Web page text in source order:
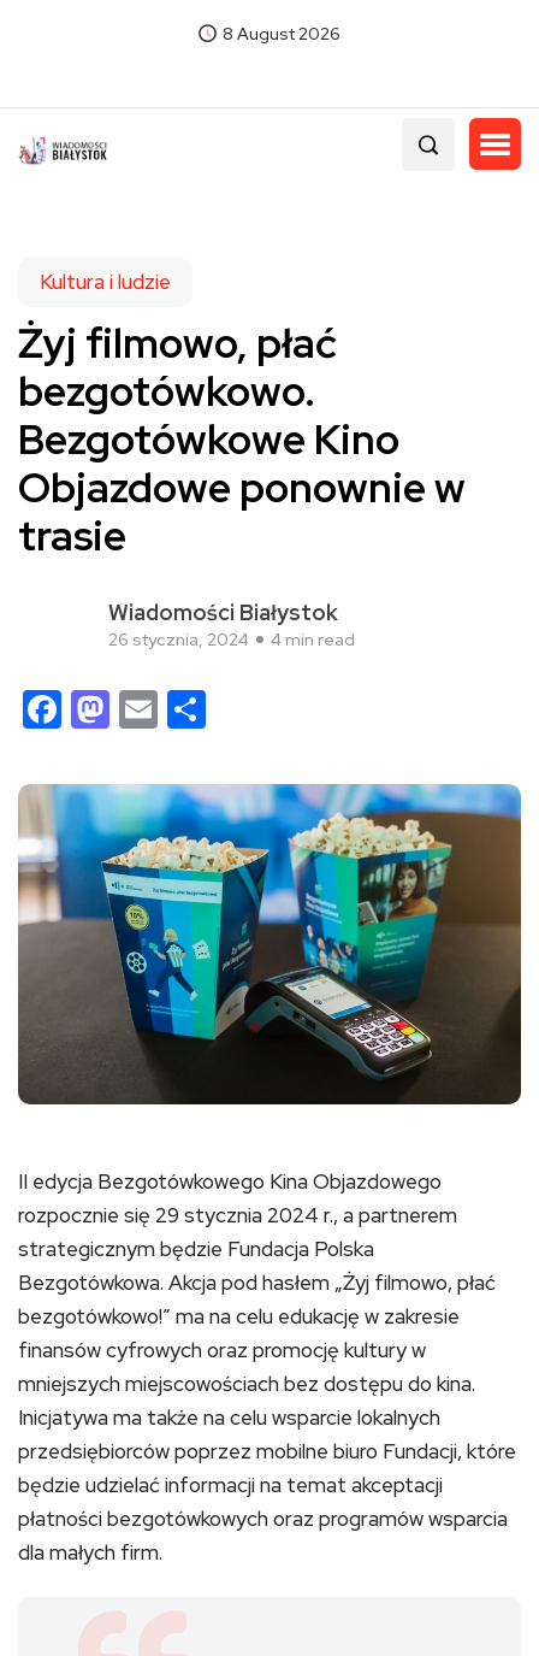
8 August 2026
Kultura i ludzie
Żyj filmowo, płać
bezgotówkowo.
Bezgotówkowe Kino
Objazdowe ponownie w
trasie
Wiadomości Białystok
26 stycznia, 2024 4 min read
Facebook
Mastodon
Email
II edycja Bezgotówkowego Kina Objazdowego
rozpocznie się 29 stycznia 2024 r., a partnerem
strategicznym będzie Fundacja Polska
Bezgotówkowa. Akcja pod hasłem „Żyj filmowo, płać
bezgotówkowo!” ma na celu edukację w zakresie
finansów cyfrowych oraz promocję kultury w
mniejszych miejscowościach bez dostępu do kina.
Inicjatywa ma także na celu wsparcie lokalnych
przedsiębiorców poprzez mobilne biuro Fundacji, które
będzie udzielać informacji na temat akceptacji
płatności bezgotówkowych oraz programów wsparcia
dla małych firm.